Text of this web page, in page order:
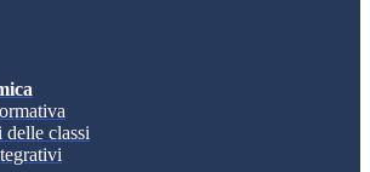
delle classi